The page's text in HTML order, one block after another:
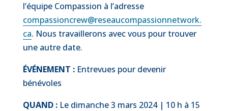
l’équipe Compassion à l’adresse
compassioncrew@reseaucompassionnetwork.
ca. Nous travaillerons avec vous pour trouver
une autre date.
ÉVÉNEMENT :Entrevues pour devenir
bénévoles
QUAND :Le dimanche 3 mars 2024 | 10 h à 15